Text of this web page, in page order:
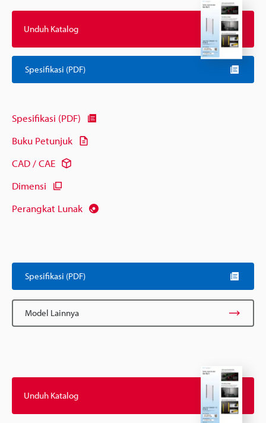
Unduh Katalog
Spesifikasi (PDF)
Spesifikasi (PDF)
Buku Petunjuk
CAD / CAE
Dimensi
Perangkat Lunak
Spesifikasi (PDF)
Model Lainnya
Unduh Katalog